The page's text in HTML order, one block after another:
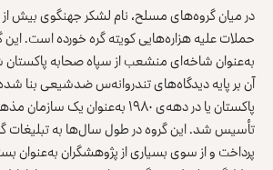
در میان گروه‌های مسلح، نام لشکر جهنگوی بیش از
به‌عنوان شاخه‌ای منشعب از سپاه صحابه
آن بر پایه دیدگاه‌های تندروانه‌س ضدشیعی بنا
پاکستانیا
در دهه‌ی ۱۹۸۰ به‌عنوان یک
تأسیس شد. این گروه در طول سال‌ها به
پرداخت و از سوی بسیاری از پژوهشگران به‌عنوان